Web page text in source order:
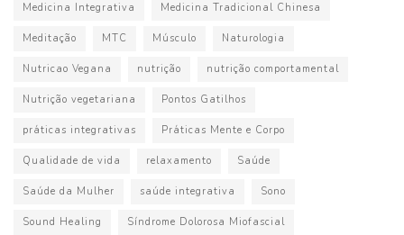
Medicina Integrativa Medicina Tradicional Chinesa
Meditação MTC Músculo Naturologia
Nutricao Vegana nutrição nutrição comportamental
Nutrição vegetariana Pontos Gatilhos
práticas integrativas Práticas Mente e Corpo
Qualidade de vida relaxamento Saúde
Saúde da Mulher saúde integrativa Sono
Sound Healing Síndrome Dolorosa Miofascial